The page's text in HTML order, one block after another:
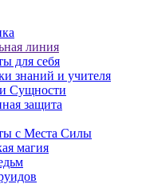
линия
для себя
знаний и учителя
Сущности
защита
с Места Силы
магия